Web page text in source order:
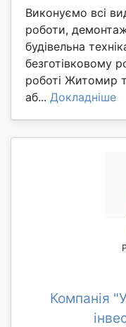
Виконуємо всі
роботи,
будівельна
безготівковому
роботі Житомир
аб... Докладніше
Компанія